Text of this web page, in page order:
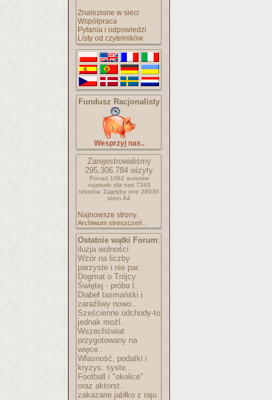
Znalezione w sieci
Współpraca
Pytania i odpowiedzi
Listy od czytelników
Fundusz Racjonalisty
Wesprzyj nas..
Zarejestrowaliśmy
295.306.784 wizyty
Ponad 1062 autorów
napisało dla nas 7343
tekstów. Zajęłyby one 28930
stron A4
Najnowsze strony..
Archiwum streszczeń..
Ostatnie wątki Forum:
iluzja wolności
Wzór na liczby
parzyste i nie par..
Dogmat o Trójcy
Świętej - próba l..
Diabeł tasmański i
zaraźliwy nowo..
Sześcienne odchody-to
jednak możl..
Wszechświat
przygotowany na
więce..
Własność, podatki i
kryzys: syste..
Football i "okolice"
oraz aktorst..
zakazane jabłko z raju